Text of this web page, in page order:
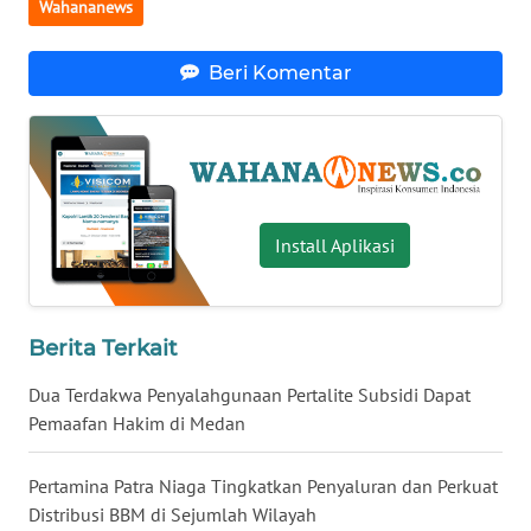
Wahananews
Beri Komentar
Install Aplikasi
Berita Terkait
Dua Terdakwa Penyalahgunaan Pertalite Subsidi Dapat
Pemaafan Hakim di Medan
Pertamina Patra Niaga Tingkatkan Penyaluran dan Perkuat
Distribusi BBM di Sejumlah Wilayah
WN
SUMBAR
WN
SUMSEL
WN
JATENG